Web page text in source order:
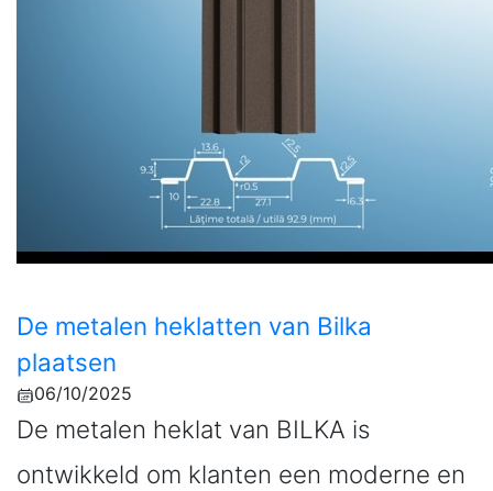
De metalen heklatten van Bilka
plaatsen
06/10/2025
De metalen heklat van BILKA is
ontwikkeld om klanten een moderne en